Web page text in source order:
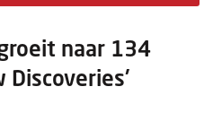
naar 134
Discoveries'